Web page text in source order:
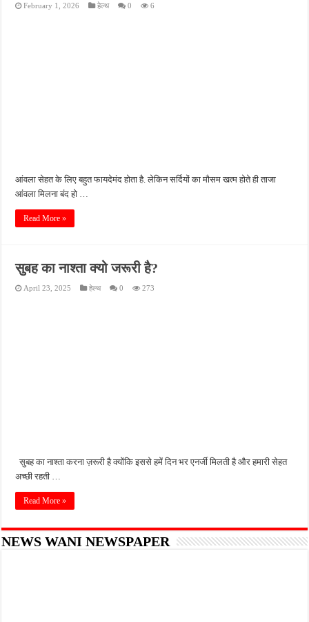
किशनपुर में निजी क्लीनिकों की जांच की उठी मांग, स्वास्थ्य विभाग की निगरानी पर उठे सवाल
February 1, 2026 हेल्थ 0 6
आंवला सेहत के लिए बहुत फायदेमंद होता है. लेकिन सर्दियों का मौसम खत्म होते ही ताजा
आंवला मिलना बंद हो …
Read More »
सुबह का नाश्ता क्यो जरूरी है?
April 23, 2025 हेल्थ 0 273
सुबह का नाश्ता करना ज़रूरी है क्योंकि इससे हमें दिन भर एनर्जी मिलती है और हमारी सेहत
अच्छी रहती …
Read More »
NEWS WANI NEWSPAPER